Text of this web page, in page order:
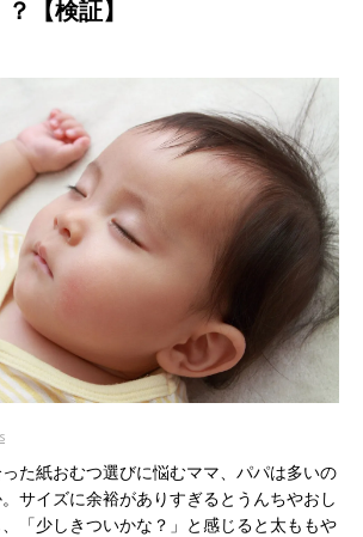
【検証】
た紙おむつ選びに悩むママ、パパは多いの
サイズに余裕がありすぎるとうんちやおし
「少しきついかな？」と感じると太ももや